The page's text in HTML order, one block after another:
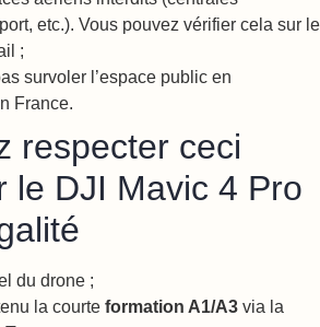
etc.). Vous pouvez vérifier cela sur le
;
survoler l’espace public en
France.
respecter ceci
le DJI Mavic 4 Pro
du drone ;
la courte formation A1/A3 via la